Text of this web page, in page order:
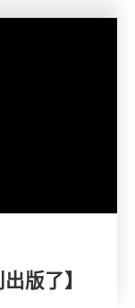
版了】